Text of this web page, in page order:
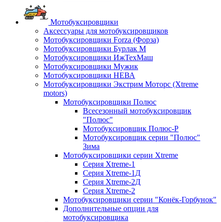
Мотобуксировщики
Аксессуары для мотобуксировщиков
Мотобуксировщики Forza (Форза)
Мотобуксировщики Бурлак М
Мотобуксировщики ИжТехМаш
Мотобуксировщики Мужик
Мотобуксировщики НЕВА
Мотобуксировщики Экстрим Моторс (Xtreme
motors)
Мотобуксировщики Полюс
Всесезонный мотобуксировщик
"Полюс"
Мотобуксировщик Полюс-Р
Мотобуксировщик серии "Полюс"
Зима
Мотобуксировщики серии Xtreme
Серия Xtreme-1
Серия Xtreme-1Д
Серия Xtreme-2Д
Серия Xtreme-2
Мотобуксировщики серии "Конёк-Горбунок"
Дополнительные опции для
мотобуксировщика